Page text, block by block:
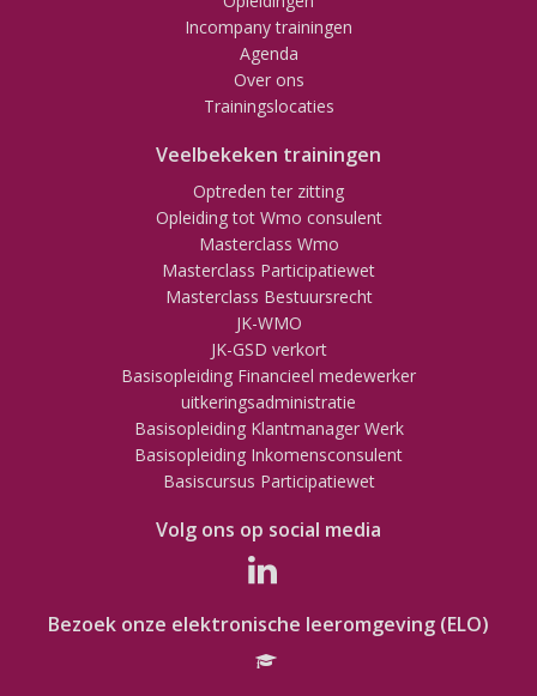
Incompany trainingen
Agenda
Over ons
Trainingslocaties
Veelbekeken trainingen
Optreden ter zitting
Opleiding tot Wmo consulent
Masterclass Wmo
Masterclass Participatiewet
Masterclass Bestuursrecht
JK-WMO
JK-GSD verkort
Basisopleiding Financieel medewerker
uitkeringsadministratie
Basisopleiding Klantmanager Werk
Basisopleiding Inkomensconsulent
Basiscursus Participatiewet
Volg ons op social media
Bezoek onze elektronische leeromgeving (ELO)